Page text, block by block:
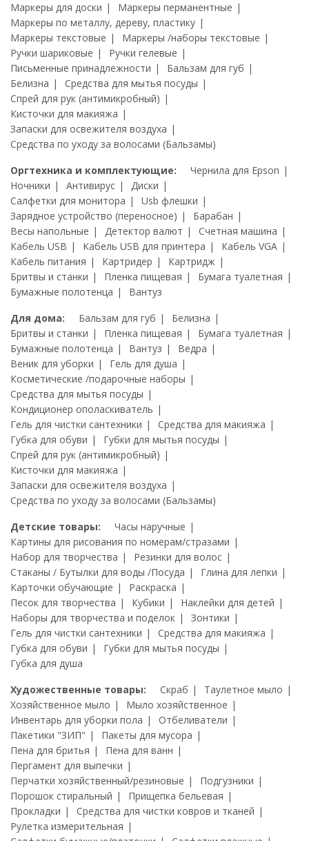
Маркеры для доски
Маркеры перманентные
Маркеры по металлу, дереву, пластику
Маркеры текстовые
Маркеры /наборы текстовые
Ручки шариковые
Ручки гелевые
Письменные принадлежности
Бальзам для губ
Белизна
Средства для мытья посуды
Спрей для рук (антимикробный)
Кисточки для макияжа
Запаски для освежителя воздуха
Средства по уходу за волосами (Бальзамы)
Оргтехника и комплектующие:
Чернила для Epson
Ночники
Антивирус
Диски
Салфетки для монитора
Usb флешки
Зарядное устройство (переносное)
Барабан
Весы напольные
Детектор валют
Счетная машина
Кабель USB
Кабель USB для принтера
Кабель VGA
Кабель питания
Картридер
Картридж
Бритвы и станки
Пленка пищевая
Бумага туалетная
Бумажные полотенца
Вантуз
Для дома:
Бальзам для губ
Белизна
Бритвы и станки
Пленка пищевая
Бумага туалетная
Бумажные полотенца
Вантуз
Ведра
Веник для уборки
Гель для душа
Косметические /подарочные наборы
Средства для мытья посуды
Кондиционер ополаскиватель
Гель для чистки сантехники
Средства для макияжа
Губка для обуви
Губки для мытья посуды
Спрей для рук (антимикробный)
Кисточки для макияжа
Запаски для освежителя воздуха
Средства по уходу за волосами (Бальзамы)
Детские товары:
Часы наручные
Картины для рисования по номерам/стразами
Набор для творчества
Резинки для волос
Стаканы / Бутылки для воды /Посуда
Глина для лепки
Карточки обучающие
Раскраска
Песок для творчества
Кубики
Наклейки для детей
Наборы для творчества и поделок
Зонтики
Гель для чистки сантехники
Средства для макияжа
Губка для обуви
Губки для мытья посуды
Губка для душа
Художественные товары:
Скраб
Таулетное мыло
Хозяйственное мыло
Мыло хозяйственное
Инвентарь для уборки пола
Отбеливатели
Пакетики "ЗИП"
Пакеты для мусора
Пена для бритья
Пена для ванн
Пергамент для выпечки
Перчатки хозяйственный/резиновые
Подгузники
Порошок стиральный
Прищепка бельевая
Прокладки
Средства для чистки ковров и тканей
Рулетка измерительная